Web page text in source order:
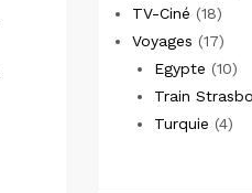
TV-Ciné (18)
Voyages (17)
Egypte (10)
Train
Turquie (4)